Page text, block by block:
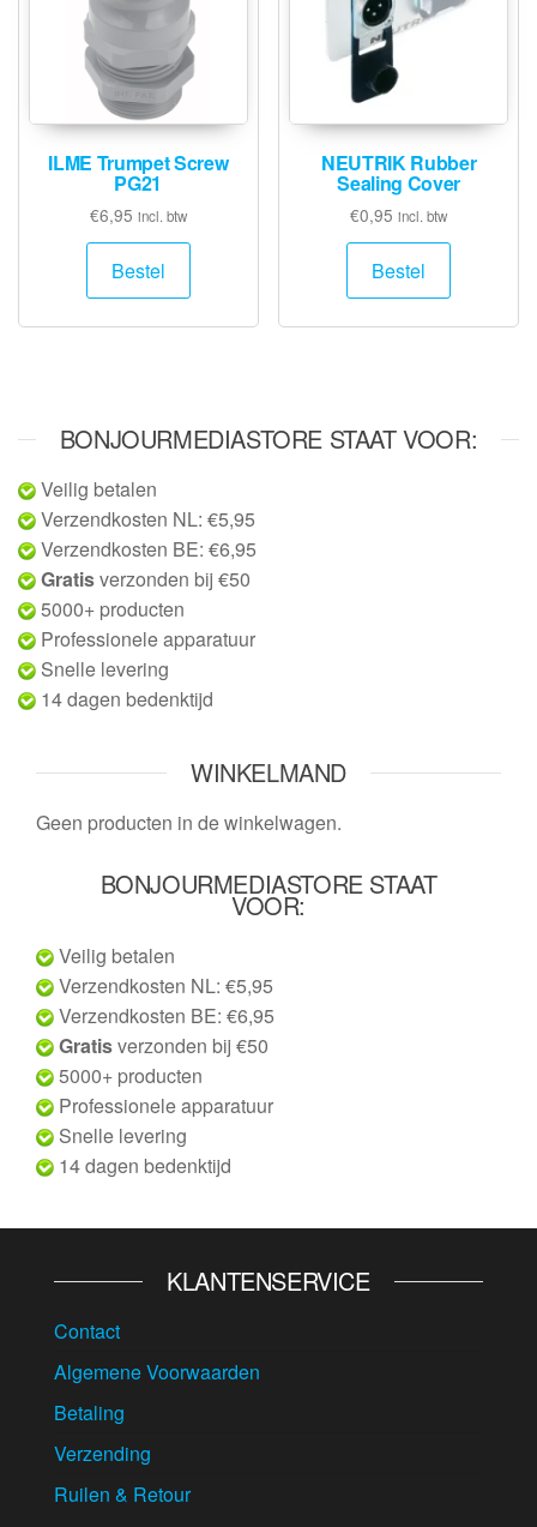
ILME Trumpet Screw
PG21
€6,95 incl. btw
Bestel
NEUTRIK Rubber
Sealing Cover
€0,95 incl. btw
Bestel
BONJOURMEDIASTORE STAAT VOOR:
Veilig betalen
Verzendkosten NL: €5,95
Verzendkosten BE: €6,95
Gratisverzonden bij €50
5000+ producten
Professionele apparatuur
Snelle levering
14 dagen bedenktijd
WINKELMAND
Geen producten in de winkelwagen.
BONJOURMEDIASTORE STAAT
VOOR:
Veilig betalen
Verzendkosten NL: €5,95
Verzendkosten BE: €6,95
Gratisverzonden bij €50
5000+ producten
Professionele apparatuur
Snelle levering
14 dagen bedenktijd
KLANTENSERVICE
Contact
Algemene Voorwaarden
Betaling
Verzending
Ruilen & Retour